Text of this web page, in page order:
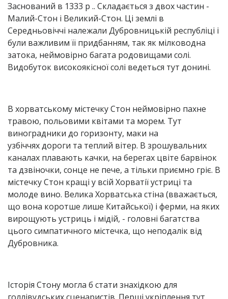
Заснований в 1333 р .. Складається з двох частин -
Малий-Стон і Великий-Cтон. Ці землі в
Середньовіччі належали Дубровницькій республіці і
були важливим її придбанням, так як мілководна
затока, неймовірно багата родовищами солі.
Видобуток високоякісної солі ведеться тут донині.
В хорватському містечку Стон неймовірно пахне
травою, польовими квітами та морем. Тут
виноградники до горизонту, маки на
узбіччях дороги та теплий вітер. В зрошувальних
каналах плавають качки, на берегах цвіте барвінок
та дзвіночки, сонце не пече, а тільки приємно гріє. В
містечку Стон кращі у всій Хорватії устриці та
молоде вино. Велика Хорватська стіна (вважається,
що вона коротше лише Китайської) і ферми, на яких
вирощують устриць і мідій, - головні багатства
цього симпатичного містечка, що неподалік від
Дубровника.
Історія Стону могла б стати знахідкою для